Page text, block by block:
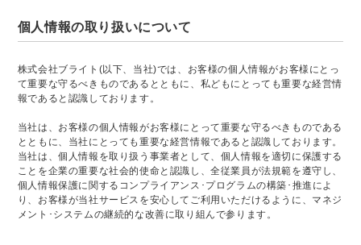
個人情報の取り扱いについて
株式会社ブライト(以下、当社)では、お客様の個人情報がお客様にとっ
て重要な守るべきものであるとともに、私どもにとっても重要な経営情
報であると認識しております。
当社は、お客様の個人情報がお客様にとって重要な守るべきものである
とともに、当社にとっても重要な経営情報であると認識しております。
当社は、個人情報を取り扱う事業者として、個人情報を適切に保護する
ことを企業の重要な社会的使命と認識し、全従業員が法規範を遵守し、
個人情報保護に関するコンプライアンス･プログラムの構築･推進によ
り、お客様が当社サービスを安心してご利用いただけるように、マネジ
メント･システムの継続的な改善に取り組んで参ります。